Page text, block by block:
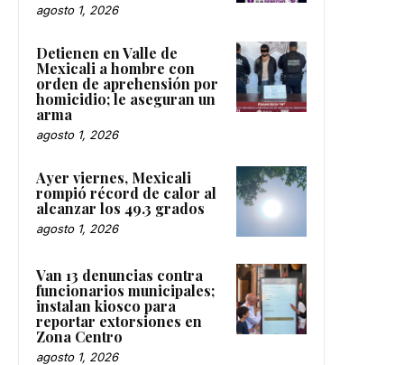
agosto 1, 2026
Detienen en Valle de
Mexicali a hombre con
orden de aprehensión por
homicidio; le aseguran un
arma
agosto 1, 2026
Ayer viernes, Mexicali
rompió récord de calor al
alcanzar los 49.3 grados
agosto 1, 2026
Van 13 denuncias contra
funcionarios municipales;
instalan kiosco para
reportar extorsiones en
Zona Centro
agosto 1, 2026